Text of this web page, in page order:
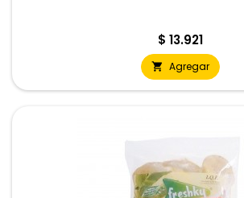
Precio
$ 13.921
 Agregar